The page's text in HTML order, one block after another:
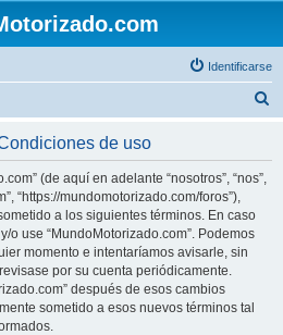
Identificarse
de uso
(de aquí en adelante “nosotros”, “nos”,
“https://mundomotorizado.com/foros”),
a los siguientes términos. En caso
o use “MundoMotorizado.com”. Podemos
momento e intentaríamos avisarle, sin
por su cuenta periódicamente.
después de esos cambios
sometido a esos nuevos términos tal